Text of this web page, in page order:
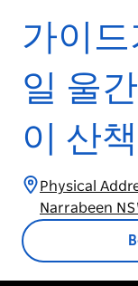
가이
일 울
이 산책
Physical
Narrabeen